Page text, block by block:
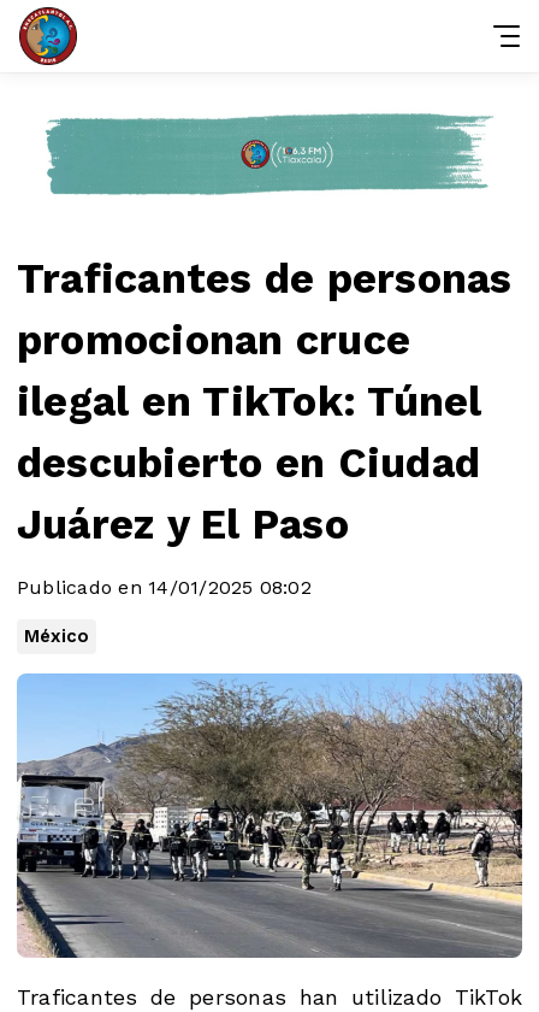
Traficantes de personas
promocionan cruce
ilegal en TikTok: Túnel
descubierto en Ciudad
Juárez y El Paso
Publicado en 14/01/2025 08:02
México
Traficantes de personas han utilizado TikTok